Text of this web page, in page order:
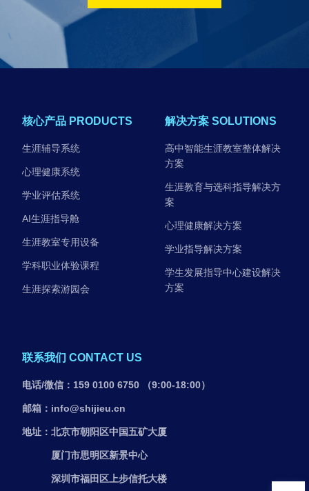
核心产品 PRODUCTS
生涯辅导系统
心理健康系统
学业评估系统
AI生涯指导舱
生涯教室专用设备
学科职业体验课程
生涯探索游园会
解决方案 SOLUTIONS
高中智能生涯教室整体解决
方案
生涯教育与选科指导解决方
案
心理健康解决方案
学业指导解决方案
学生发展指导中心建设解决
方案
联系我们 CONTACT US
电话/微信：159 0100 6750 （9:00-18:00）
邮箱：info@shijieu.cn
地址：北京市朝阳区中国五矿大厦
厦门市思明区新景中心
深圳市福田区上步信托大楼